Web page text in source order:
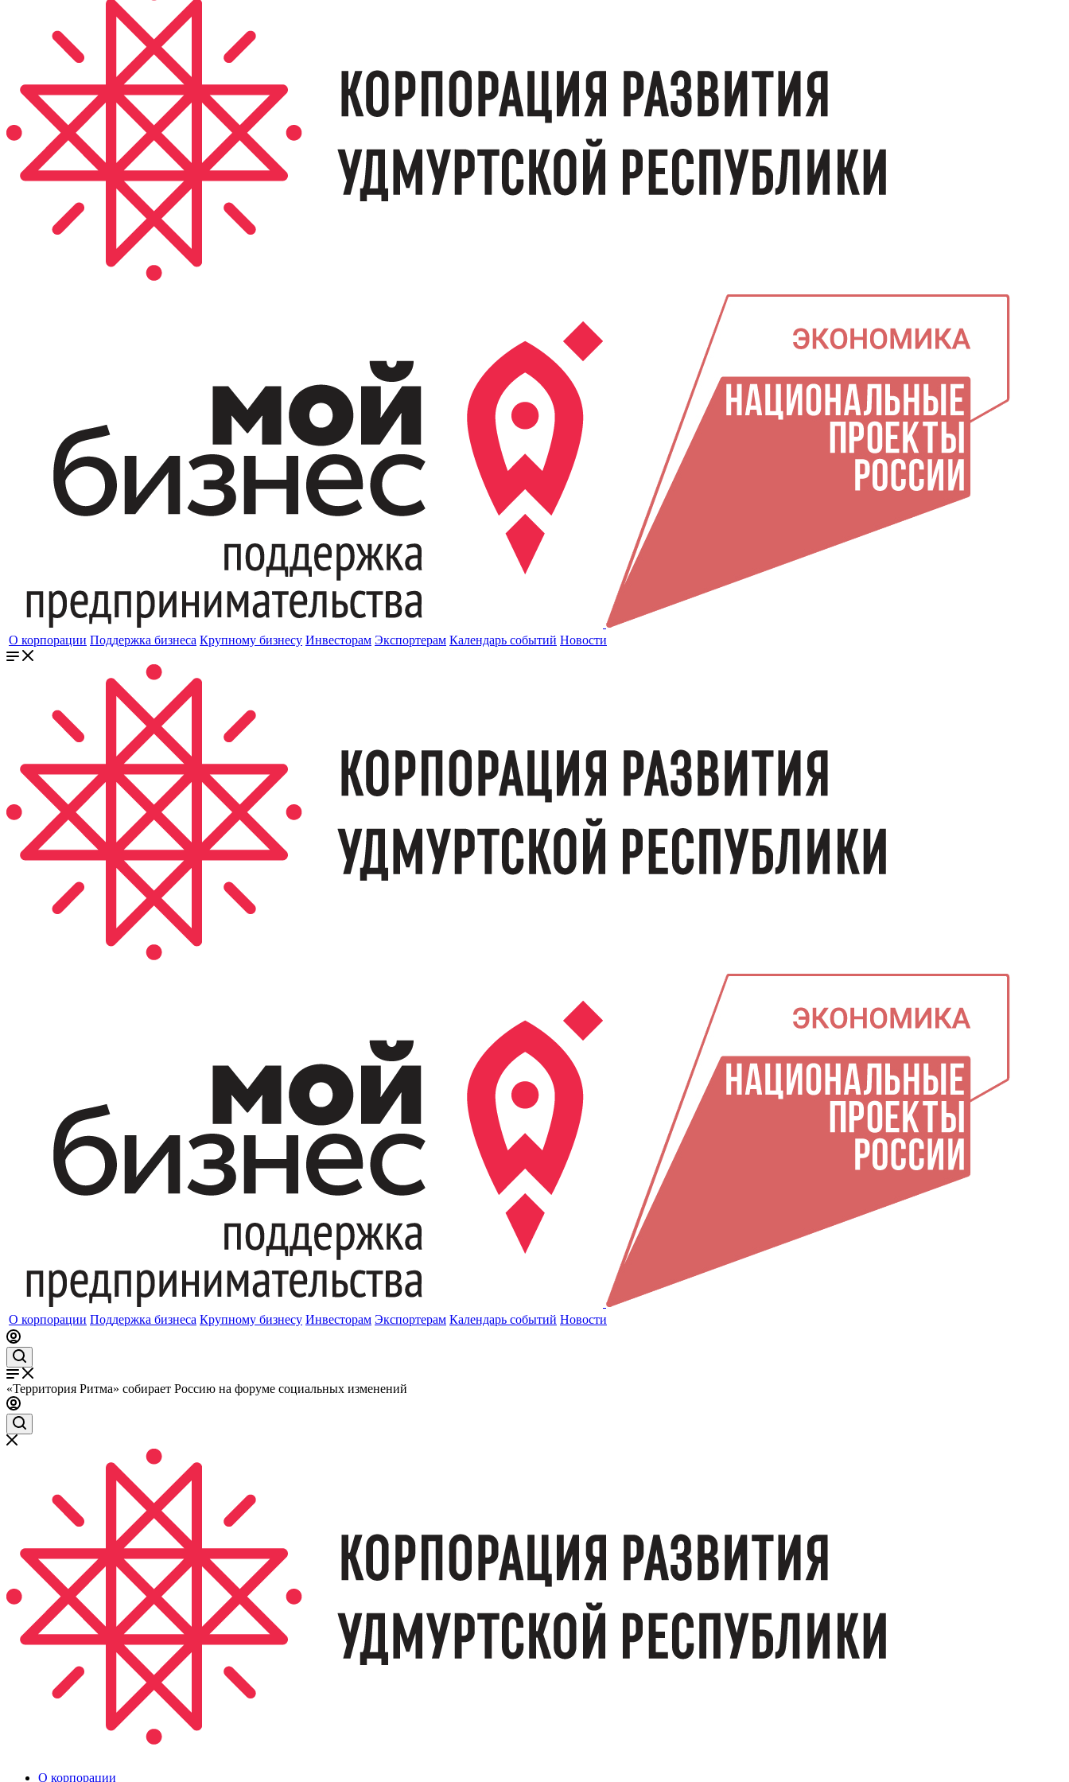
О корпорации Поддержка бизнеса Крупному бизнесу Инвесторам Экспортерам Календарь событий Новости
О корпорации Поддержка бизнеса Крупному бизнесу Инвесторам Экспортерам Календарь событий Новости
«Территория Ритма» собирает Россию на форуме социальных изменений
О корпорации